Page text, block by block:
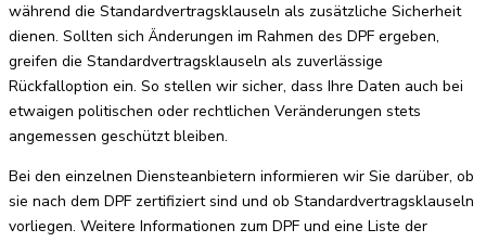
während die Standardvertragsklauseln als zusätzliche Sicherheit
dienen. Sollten sich Änderungen im Rahmen des DPF ergeben,
greifen die Standardvertragsklauseln als zuverlässige
Rückfalloption ein. So stellen wir sicher, dass Ihre Daten auch bei
etwaigen politischen oder rechtlichen Veränderungen stets
angemessen geschützt bleiben.
Bei den einzelnen Diensteanbietern informieren wir Sie darüber, ob
sie nach dem DPF zertifiziert sind und ob Standardvertragsklauseln
vorliegen. Weitere Informationen zum DPF und eine Liste der